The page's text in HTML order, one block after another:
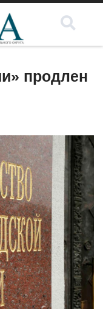
продлен